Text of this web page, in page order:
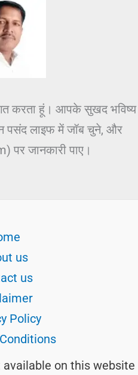
करता हूं। आपके सुखद भविष्य
पसंद लाइफ में जॉब चुने, और
पर जानकारी पाए।
us
us
Policy
on this website